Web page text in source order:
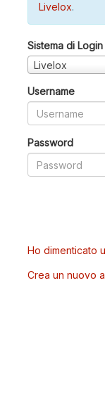
Livelox.
Sistema di Login
Livelox
Username
Password
Ho dimenticato
Crea un nuovo